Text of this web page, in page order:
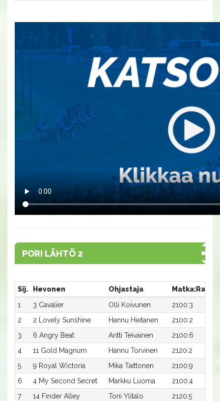
PORI LÄHTÖ 2
Sij. Hevonen Ohjastaja Matka:Rata
1
3 Cavalier Olli Koivunen 2100:3
2
2 Lovely Sunshine Hannu Hietanen 2100:2
3
6 Angry Beat Antti Teivainen 2100:6
4
11 Gold Magnum Hannu Torvinen 2120:2
5
9 Royal Wictoria Mika Taittonen 2100:9
6
4 My Second Secret Markku Luoma 2100:4
7
14 Finder Alley Toni Ylitalo 2120:5